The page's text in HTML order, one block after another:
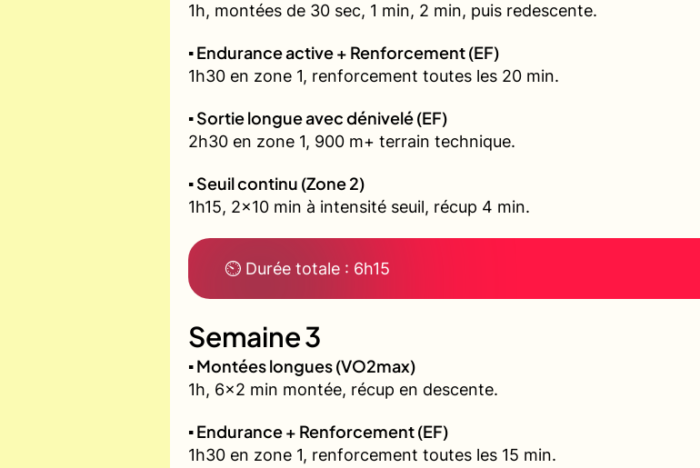
1h, montées de 30 sec, 1 min, 2 min, puis redescente.
▪️ Endurance active + Renforcement (EF)
1h30 en zone 1, renforcement toutes les 20 min.
▪️ Sortie longue avec dénivelé (EF)
2h30 en zone 1, 900 m+ terrain technique.
▪️ Seuil continu (Zone 2)
1h15, 2x10 min à intensité seuil, récup 4 min.
⏲ Durée totale : 6h15
Semaine 3
▪️ Montées longues (VO2max)
1h, 6x2 min montée, récup en descente.
▪️ Endurance + Renforcement (EF)
1h30 en zone 1, renforcement toutes les 15 min.